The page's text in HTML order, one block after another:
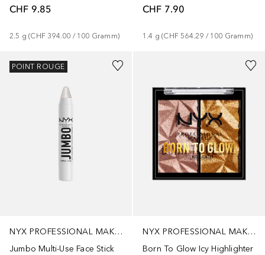
CHF 9.85
2.5 g (CHF 394.00 / 100 Gramm)
CHF 7.90
1.4 g (CHF 564.29 / 100 Gramm)
NYX PROFESSIONAL MAKEUP
Jumbo Multi-Use Face Stick
POINT ROUGE
NYX PROFESSIONAL MAKEUP
Born To Glow Icy Highlighter